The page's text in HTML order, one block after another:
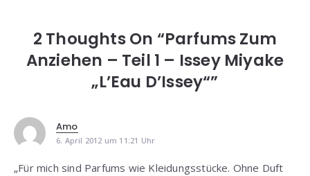
2 Thoughts On “Parfums Zum
Anziehen – Teil 1 – Issey Miyake
„L’Eau D’Issey“”
Amo
6. April 2012 um 11:21 Uhr
„Für mich sind Parfums wie Kleidungsstücke. Ohne Duft